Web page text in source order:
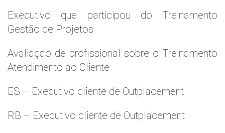
Executivo que participou do Treinamento
Gestão de Projetos
Avaliaçao de profissional sobre o Treinamento
Atendimento ao Cliente
ES – Executivo cliente de Outplacement
RB – Executivo cliente de Outplacement